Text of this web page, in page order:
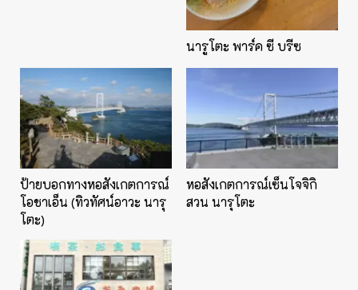
นารูโตะ พาร์ค ซี บรีซ
ป้ายบอกทางหอสังเกตการณ์
โอชาเอ็น (ทิวทัศน์อาวะ นารุ
โตะ)
หอสังเกตการณ์เซ็นโจจิกิ
สวน นารุโตะ